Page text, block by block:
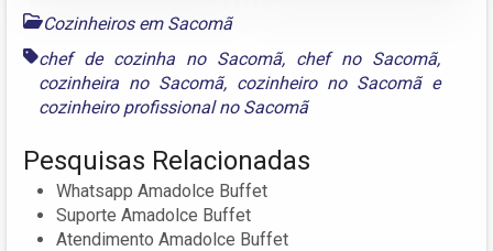
Cozinheiros em Sacomã
chef de cozinha no Sacomã, chef no Sacomã,
cozinheira no Sacomã, cozinheiro no Sacomãe
cozinheiro profissional no Sacomã
Pesquisas Relacionadas
Whatsapp Amadolce Buffet
Suporte Amadolce Buffet
Atendimento Amadolce Buffet